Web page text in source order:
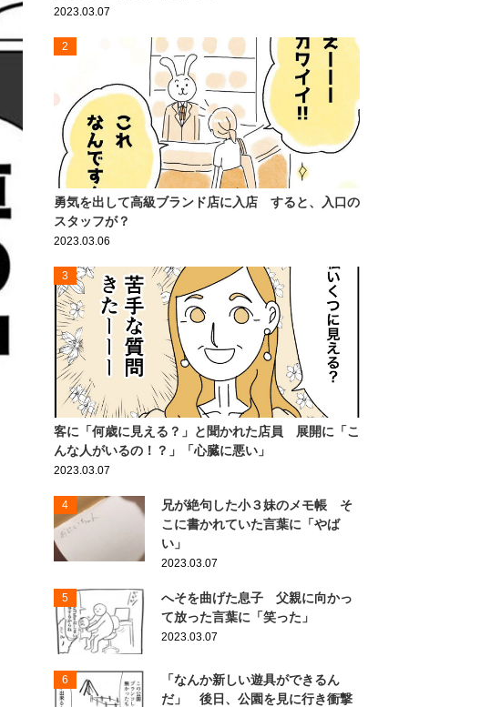
2023.03.07
2
勇気を出して高級ブランド店に入店 すると、入口の
スタッフが？
2023.03.06
3
客に「何歳に見える？」と聞かれた店員 展開に「こ
んな人がいるの！？」「心臓に悪い」
2023.03.07
4
兄が絶句した小３妹のメモ帳 そ
こに書かれていた言葉に「やば
い」
2023.03.07
5
へそを曲げた息子 父親に向かっ
て放った言葉に「笑った」
2023.03.07
6
「なんか新しい遊具ができるん
だ」 後日、公園を見に行き衝撃